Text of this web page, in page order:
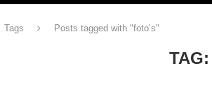
Tags Posts tagged with "foto’s"
TAG: